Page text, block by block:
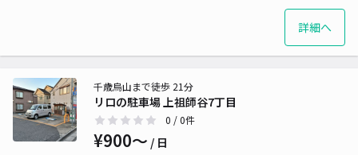
詳細へ
リロの駐車場 上祖師谷7丁目
千歳烏山まで徒歩 21分
0 / 0件
¥900〜 / 日